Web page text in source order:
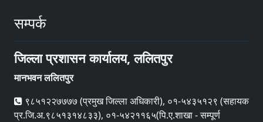
सम्पर्क
जिल्ला प्रशासन कार्यालय, ललितपुर
मानभवन ललितपुर
९८५१२२७७७७ (प्रमुख जिल्ला अधिकारी), ०१-५४३५१२९ (सहायक
प्र.जि.अ.९८५१३१४८३३), ०१-५४२११६५(पि.ए.शाखा - सम्पूर्ण